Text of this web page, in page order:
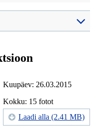
Kuupäev: 26.03.2015
Kokku: 15 fotot
Laadi alla (2.41 MB)